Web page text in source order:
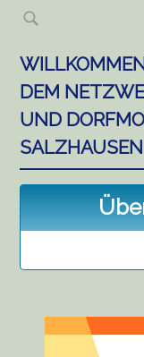
Skip
content
DEM
UND
SALZHAUSEN